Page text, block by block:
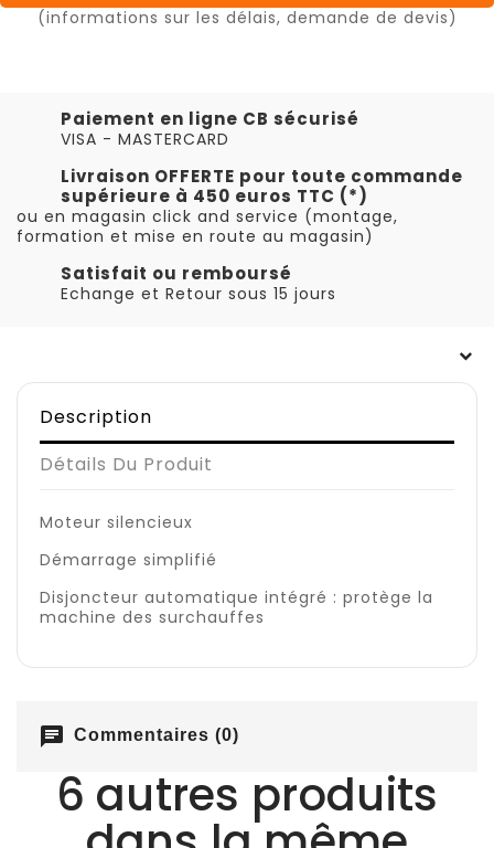
(informations sur les délais, demande de devis)
Paiement en ligne CB sécurisé
VISA - MASTERCARD
Livraison OFFERTE pour toute commande
supérieure à 450 euros TTC (*)
ou en magasin click and service (montage,
formation et mise en route au magasin)
Satisfait ou remboursé
Echange et Retour sous 15 jours
Description
Détails Du Produit
Moteur silencieux
Démarrage simplifié
Disjoncteur automatique intégré : protège la
machine des surchauffes
chat Commentaires (0)
6 autres produits